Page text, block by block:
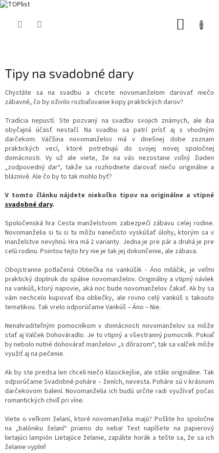
Tipy na svadobné dary
Chystáte sa na svadbu a chcete novomanželom darovať niečo
zábavné, čo by oživilo rozbaľovanie kopy praktických darov?
Tradícia nepustí. Ste pozvaný na svadbu svojich známych, ale iba
obyčajná účasť nestačí. Na svadbu sa patrí prísť aj s vhodným
darčekom. Väčšina novomanželov má v dnešnej dobe zoznam
praktických vecí, ktoré potrebujú do svojej novej spoločnej
domácnosti. Vy už ale viete, že na vás nezostane voľný žiaden
„zodpovedný dar“, takže sa rozhodnete darovať niečo originálne a
bláznivé. Ale čo by to tak mohlo byť?
V tomto článku nájdete niekoľko tipov na originálne a vtipné
svadobné dary.
Spoločenská hra Cesta manželstvom zabezpečí zábavu celej rodine.
Novomanželia si tu si tu môžu nanečisto vyskúšať úlohy, ktorým sa v
manželstve nevyhnú. Hra má 2 varianty. Jedna je pre pár a druhá je pre
celú rodinu. Pointou tejto hry nie je tak jej dokončenie, ale zábava.
Obojstranne potlačená Obliečka na vankúšik - Áno miláčik, je veľmi
praktický doplnok do spálne novomanželov. Originálny a vtipný návlek
na vankúš, ktorý napovie, aká noc bude novomanželov čakať. Ak by sa
vám nechcelo kupovať iba obliečky, ale rovno celý vankúš s takouto
tematikou. Tak vrelo odporúčame Vankúš – Áno – Nie.
Nenahraditeľným pomocníkom v domácnosti novomanželov sa môže
stať aj Valček Dohováradlo. Je to vtipný a všestranný pomocník. Pokiaľ
by nebolo nutné dohovárať manželovi „s dôrazom“, tak sa valček môže
využiť aj na pečenie.
Ak by ste predsa len chceli niečo klasickejšie, ale stále originálne. Tak
odporúčame Svadobné poháre – ženích, nevesta. Poháre sú v krásnom
darčekovom balení. Novomanželia ich budú určite radi využívať počas
romantických chvíľ pri víne.
Viete o veľkom želaní, ktoré novomanželia majú? Pošlite ho spoločne
na „balóniku želaní“ priamo do neba! Text napíšete na papierový
lietajúci lampión Lietajúce želanie, zapálite horák a tešte sa, že sa ich
želanie vyplní!